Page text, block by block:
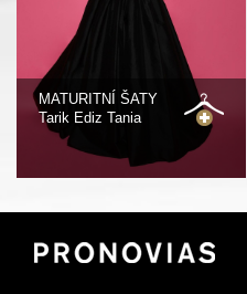
MATURITNÍ ŠATY
Tarik Ediz Tania